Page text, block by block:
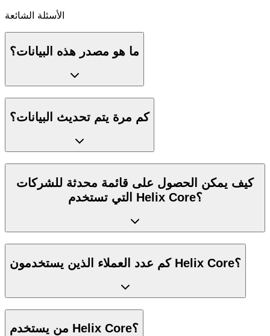
الأسئلة الشائعة
ما هو مصدر هذه البيانات؟
كم مرة يتم تحديث البيانات؟
كيف يمكن الحصول على قائمة محدثة للشركات
التي تستخدم Helix Core؟
كم عدد العملاء الذين يستخدمون Helix Core؟
من يستخدم Helix Core؟